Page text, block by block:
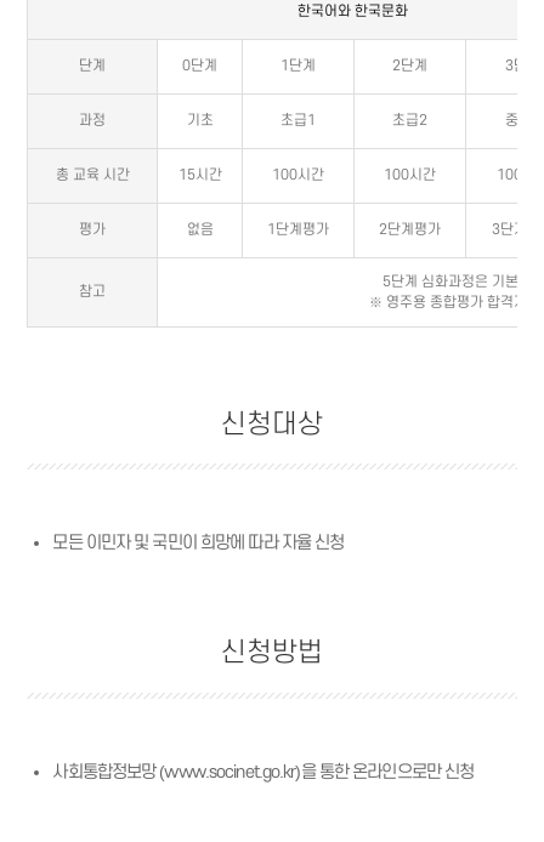
한국어와 한국문화
단계 0단계 1단계 2단계 3단계
과정 기초 초급1 초급2 중급1
총 교육 시간 15시간 100시간 100시간 100시
평가 없음 1단계평가 2단계평가 3단계평
참고
5단계 심화과정은 기본과
※ 영주용 종합평가 합격자는
신청대상
모든 이민자 및 국민이 희망에 따라 자율 신청
신청방법
사회통합정보망(www.socinet.go.kr)을 통한 온라인으로만 신청